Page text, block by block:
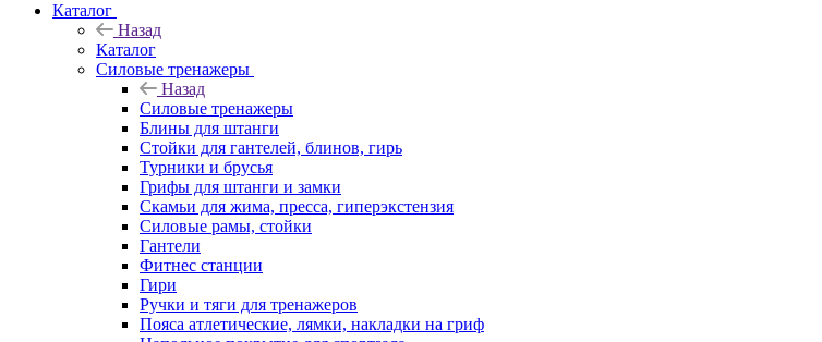
Каталог
Назад
Каталог
Силовые тренажеры
Назад
Силовые тренажеры
Блины для штанги
Стойки для гантелей, блинов, гирь
Турники и брусья
Грифы для штанги и замки
Скамьи для жима, пресса, гиперэкстензия
Силовые рамы, стойки
Гантели
Фитнес станции
Гири
Ручки и тяги для тренажеров
Пояса атлетические, лямки, накладки на гриф